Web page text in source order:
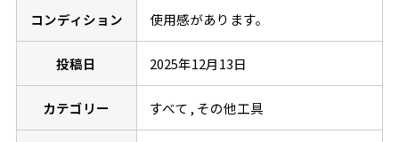
コンディション 使用感があります。
投稿日 2025年12月13日
カテゴリー すべて その他工具